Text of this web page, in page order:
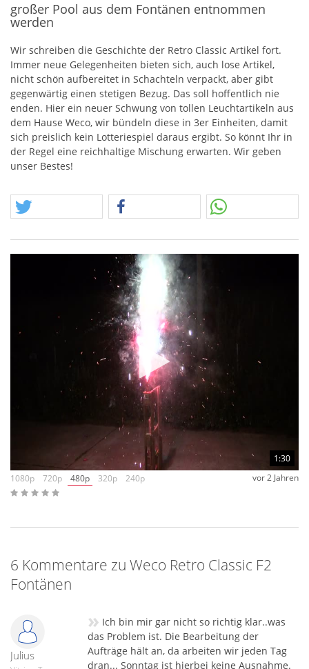
großer Pool aus dem Fontänen entnommen
werden
Wir schreiben die Geschichte der Retro Classic Artikel fort.
Immer neue Gelegenheiten bieten sich, auch lose Artikel,
nicht schön aufbereitet in Schachteln verpackt, aber gibt
gegenwärtig einen stetigen Bezug. Das soll hoffentlich nie
enden. Hier ein neuer Schwung von tollen Leuchtartikeln aus
dem Hause Weco, wir bündeln diese in 3er Einheiten, damit
sich preislich kein Lotteriespiel daraus ergibt. So könnt Ihr in
der Regel eine reichhaltige Mischung erwarten. Wir geben
unser Bestes!
1:30
1080p
720p 480p 320p 240p vor 2 Jahren
6 Kommentare zu Weco Retro Classic F2
Fontänen
Julius
» Ich bin mir gar nicht so richtig klar..was
das Problem ist. Die Bearbeitung der
Aufträge hält an, da arbeiten wir jeden Tag
dran... Sonntag ist hierbei keine Ausnahme.